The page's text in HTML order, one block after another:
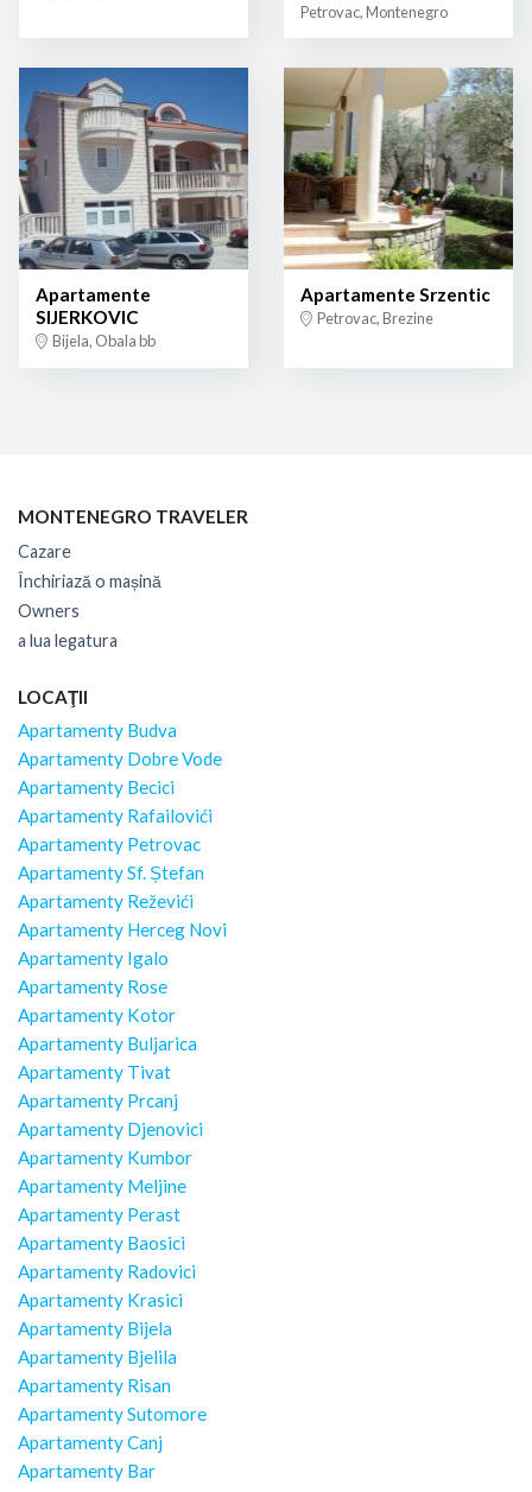
Petrovac, Montenegro
Apartamente
SIJERKOVIC
Bijela, Obala bb
Apartamente Srzentic
Petrovac, Brezine
MONTENEGRO TRAVELER
Cazare
Închiriază o mașină
Owners
a lua legatura
LOCAŢII
Apartamenty Budva
Apartamenty Dobre Vode
Apartamenty Becici
Apartamenty Rafailovići
Apartamenty Petrovac
Apartamenty Sf. Ștefan
Apartamenty Reževići
Apartamenty Herceg Novi
Apartamenty Igalo
Apartamenty Rose
Apartamenty Kotor
Apartamenty Buljarica
Apartamenty Tivat
Apartamenty Prcanj
Apartamenty Djenovici
Apartamenty Kumbor
Apartamenty Meljine
Apartamenty Perast
Apartamenty Baosici
Apartamenty Radovici
Apartamenty Krasici
Apartamenty Bijela
Apartamenty Bjelila
Apartamenty Risan
Apartamenty Sutomore
Apartamenty Canj
Apartamenty Bar